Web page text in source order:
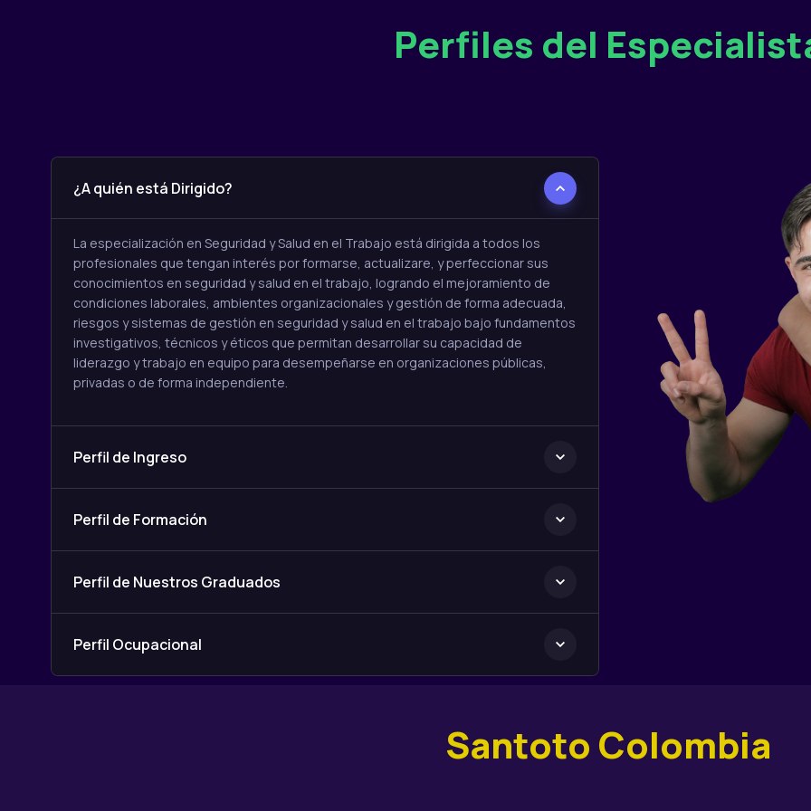
Perfiles del
¿A quién está Dirigido?
La especialización en Seguridad y Salud en el Trabajo está dirigida a todos los
profesionales que tengan interés por formarse, actualizare, y perfeccionar sus
conocimientos en seguridad y salud en el trabajo, logrando el mejoramiento de
condiciones laborales, ambientes organizacionales y gestión de forma adecuada,
riesgos y sistemas de gestión en seguridad y salud en el trabajo bajo fundamentos
investigativos, técnicos y éticos que permitan desarrollar su capacidad de
liderazgo y trabajo en equipo para desempeñarse en organizaciones públicas,
privadas o de forma independiente.
Perfil de Ingreso
Perfil de Formación
Perfil de Nuestros Graduados
Perfil Ocupacional
Santoto Colombia